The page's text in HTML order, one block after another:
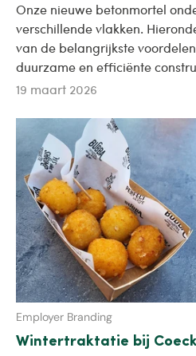
Onze nieuwe betonmortel
verschillende vlakken.
van de belangrijkste
duurzame en efficiënte
19 maart 2026
Employer Branding
Wintertraktatie bij